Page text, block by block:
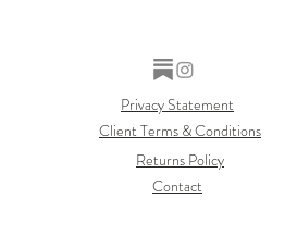
Privacy Statement
Client Terms & Conditions
Returns Policy
Contact